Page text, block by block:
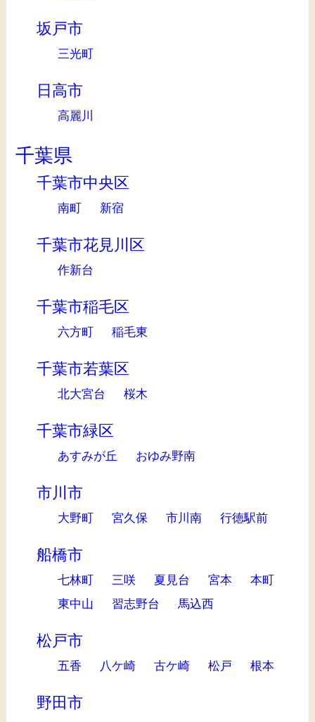
坂戸市
三光町
日高市
高麗川
千葉県
千葉市中央区
南町 新宿
千葉市花見川区
作新台
千葉市稲毛区
六方町 稲毛東
千葉市若葉区
北大宮台 桜木
千葉市緑区
あすみが丘 おゆみ野南
市川市
大野町 宮久保 市川南 行徳駅前
船橋市
七林町 三咲 夏見台 宮本
本町
東中山
習志野台 馬込西
松戸市
五香 八ケ崎 古ケ崎 松戸 根本
野田市